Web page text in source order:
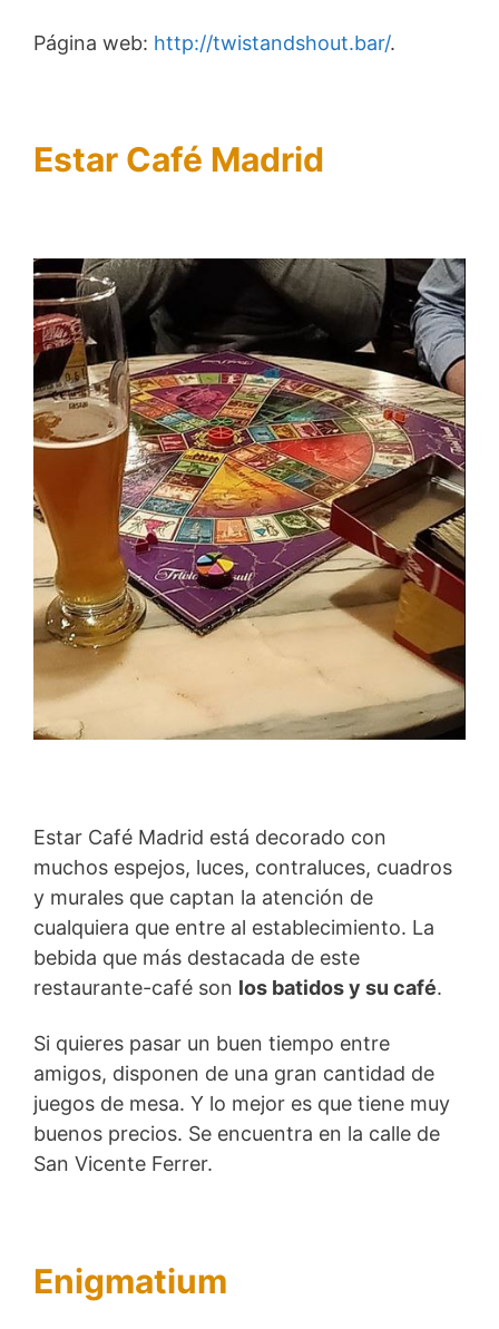
Página web: http://twistandshout.bar/.
Estar Café Madrid
Estar Café Madrid está decorado con
muchos espejos, luces, contraluces, cuadros
y murales que captan la atención de
cualquiera que entre al establecimiento. La
bebida que más destacada de este
restaurante-café son los batidos y su café.
Si quieres pasar un buen tiempo entre
amigos, disponen de una gran cantidad de
juegos de mesa. Y lo mejor es que tiene muy
buenos precios. Se encuentra en la calle de
San Vicente Ferrer.
Enigmatium